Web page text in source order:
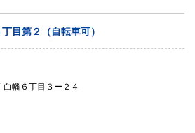
目第２（自転車可）
幡６丁目３ー２４